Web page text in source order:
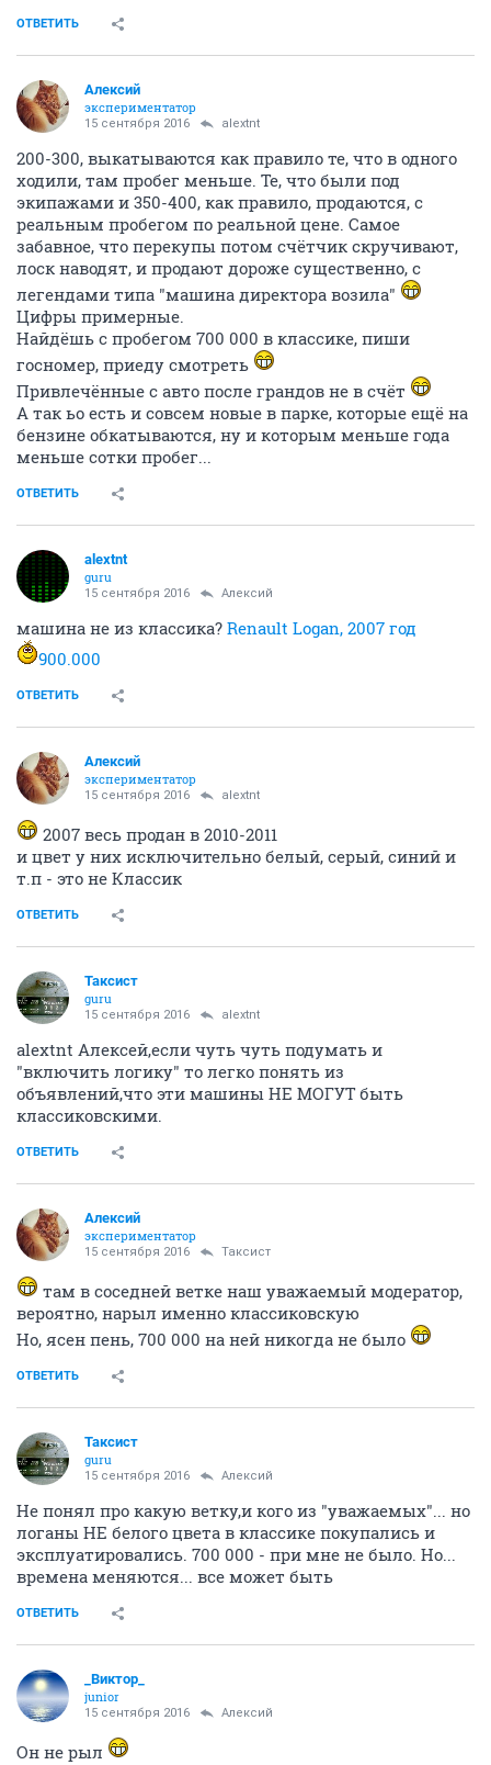
ОТВЕТИТЬ
Алексий
экспериментатор
15 сентября 2016 alextnt
200-300, выкатываются как правило те, что в одного
ходили, там пробег меньше. Те, что были под
экипажами и 350-400, как правило, продаются, с
реальным пробегом по реальной цене. Самое
забавное, что перекупы потом счётчик скручивают,
лоск наводят, и продают дороже существенно, с
легендами типа "машина директора возила"
Цифры примерные.
Найдёшь с пробегом 700 000 в классике, пиши
госномер, приеду смотреть
Привлечённые с авто после грандов не в счёт
А так ьо есть и совсем новые в парке, которые ещё на
бензине обкатываются, ну и которым меньше года
меньше сотки пробег...
ОТВЕТИТЬ
alextnt
guru
15 сентября 2016 Алексий
машина не из классика? Renault Logan, 2007 год
900.000
ОТВЕТИТЬ
Алексий
экспериментатор
15 сентября 2016 alextnt
2007 весь продан в 2010-2011
и цвет у них исключительно белый, серый, синий и
т.п - это не Классик
ОТВЕТИТЬ
Таксист
guru
15 сентября 2016 alextnt
alextnt Алексей,если чуть чуть подумать и
"включить логику" то легко понять из
объявлений,что эти машины НЕ МОГУТ быть
классиковскими.
ОТВЕТИТЬ
Алексий
экспериментатор
15 сентября 2016 Таксист
там в соседней ветке наш уважаемый модератор,
вероятно, нарыл именно классиковскую
Но, ясен пень, 700 000 на ней никогда не было
ОТВЕТИТЬ
Таксист
guru
15 сентября 2016 Алексий
Не понял про какую ветку,и кого из "уважаемых"... но
логаны НЕ белого цвета в классике покупались и
эксплуатировались. 700 000 - при мне не было. Но...
времена меняются... все может быть
ОТВЕТИТЬ
_Виктор_
juniоr
15 сентября 2016 Алексий
Он не рыл